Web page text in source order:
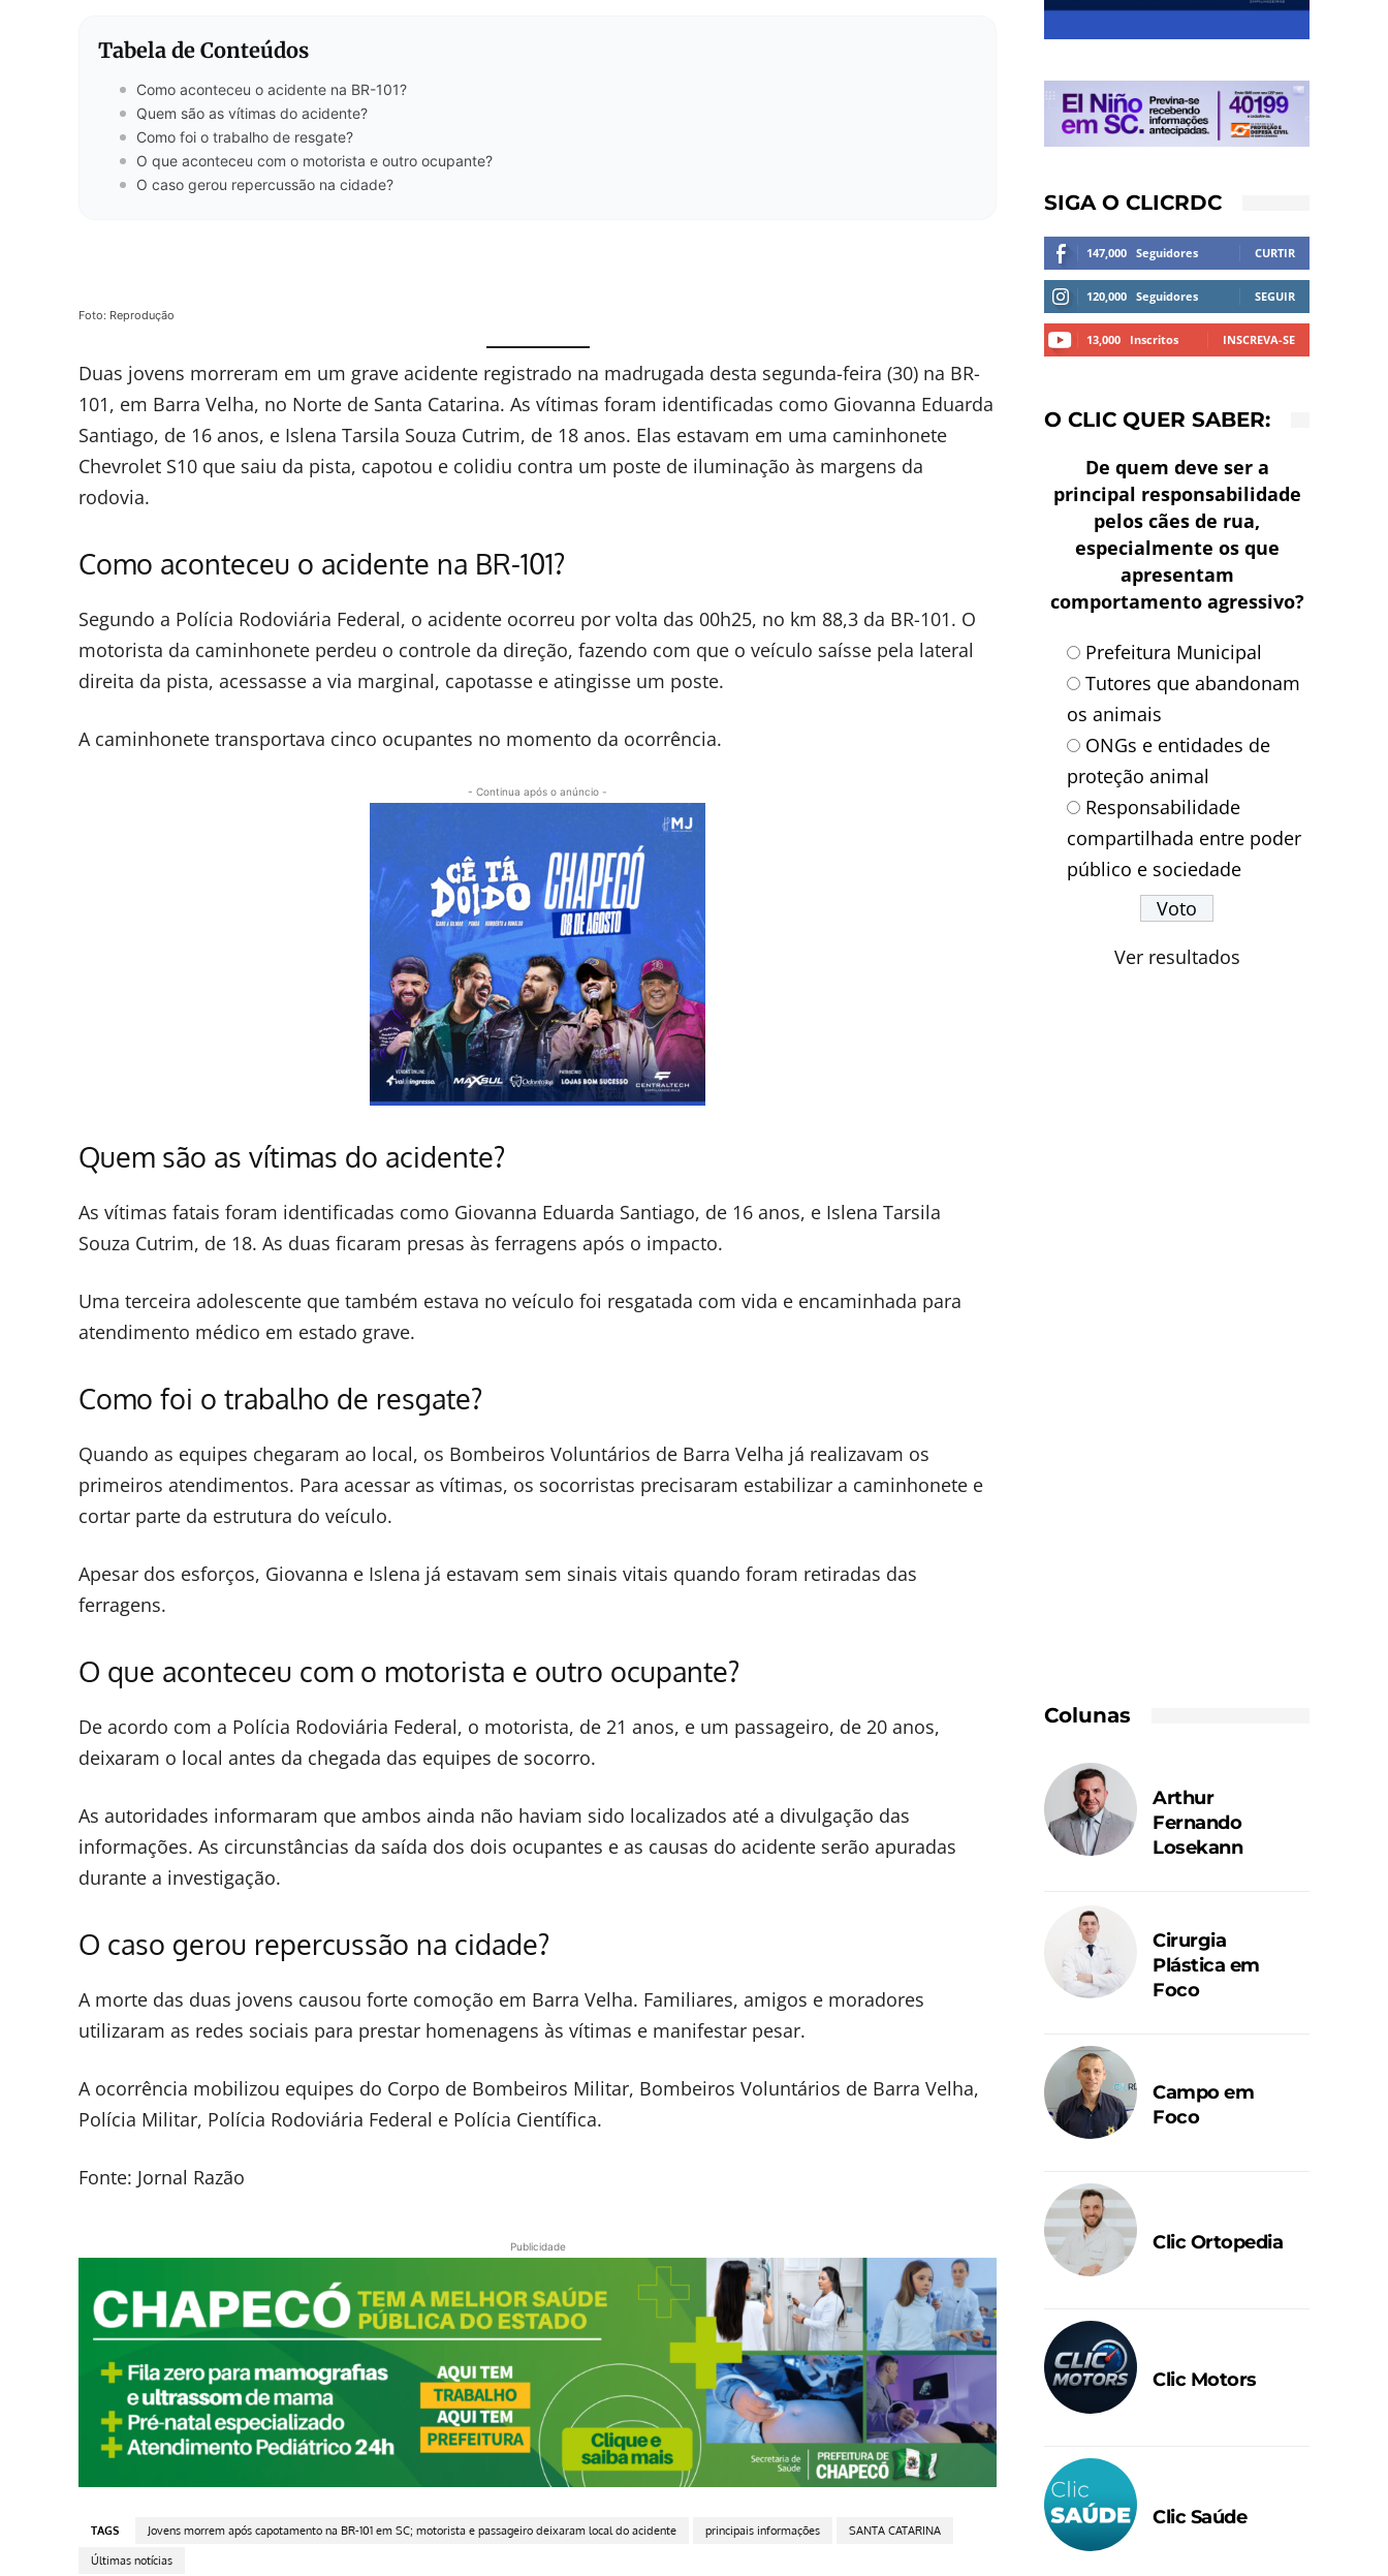
Tabela de Conteúdos
Como aconteceu o acidente na BR-101?
Quem são as vítimas do acidente?
Como foi o trabalho de resgate?
O que aconteceu com o motorista e outro ocupante?
O caso gerou repercussão na cidade?
Foto: Reprodução
Duas jovens morreram em um grave acidente registrado na madrugada desta segunda-feira (30) na BR-
101, em Barra Velha, no Norte de Santa Catarina. As vítimas foram identificadas como Giovanna Eduarda
Santiago, de 16 anos, e Islena Tarsila Souza Cutrim, de 18 anos. Elas estavam em uma caminhonete
Chevrolet S10 que saiu da pista, capotou e colidiu contra um poste de iluminação às margens da
rodovia.
Como aconteceu o acidente na BR-101?
Segundo a Polícia Rodoviária Federal, o acidente ocorreu por volta das 00h25, no km 88,3 da BR-101. O
motorista da caminhonete perdeu o controle da direção, fazendo com que o veículo saísse pela lateral
direita da pista, acessasse a via marginal, capotasse e atingisse um poste.
A caminhonete transportava cinco ocupantes no momento da ocorrência.
- Continua após o anúncio -
Quem são as vítimas do acidente?
As vítimas fatais foram identificadas como Giovanna Eduarda Santiago, de 16 anos, e Islena Tarsila
Souza Cutrim, de 18. As duas ficaram presas às ferragens após o impacto.
Uma terceira adolescente que também estava no veículo foi resgatada com vida e encaminhada para
atendimento médico em estado grave.
Como foi o trabalho de resgate?
Quando as equipes chegaram ao local, os Bombeiros Voluntários de Barra Velha já realizavam os
primeiros atendimentos. Para acessar as vítimas, os socorristas precisaram estabilizar a caminhonete e
cortar parte da estrutura do veículo.
Apesar dos esforços, Giovanna e Islena já estavam sem sinais vitais quando foram retiradas das
ferragens.
O que aconteceu com o motorista e outro ocupante?
De acordo com a Polícia Rodoviária Federal, o motorista, de 21 anos, e um passageiro, de 20 anos,
deixaram o local antes da chegada das equipes de socorro.
As autoridades informaram que ambos ainda não haviam sido localizados até a divulgação das
informações. As circunstâncias da saída dos dois ocupantes e as causas do acidente serão apuradas
durante a investigação.
O caso gerou repercussão na cidade?
A morte das duas jovens causou forte comoção em Barra Velha. Familiares, amigos e moradores
utilizaram as redes sociais para prestar homenagens às vítimas e manifestar pesar.
A ocorrência mobilizou equipes do Corpo de Bombeiros Militar, Bombeiros Voluntários de Barra Velha,
Polícia Militar, Polícia Rodoviária Federal e Polícia Científica.
Fonte: Jornal Razão
Publicidade
TAGS Jovens morrem após capotamento na BR-101 em SC; motorista e passageiro deixaram local do acidente principais informações SANTA CATARINA
Últimas notícias
SIGA O CLICRDC
147,000 Seguidores CURTIR
120,000 Seguidores SEGUIR
13,000 Inscritos INSCREVA-SE
O CLIC QUER SABER:
De quem deve ser a
principal responsabilidade
pelos cães de rua,
especialmente os que
apresentam
comportamento agressivo?
Prefeitura Municipal
Tutores que abandonam
os animais
ONGs e entidades de
proteção animal
Responsabilidade
compartilhada entre poder
público e sociedade
Ver resultados
Colunas
Arthur
Fernando
Losekann
Cirurgia
Plástica em
Foco
Campo em
Foco
Clic Ortopedia
Clic Motors
Clic Saúde